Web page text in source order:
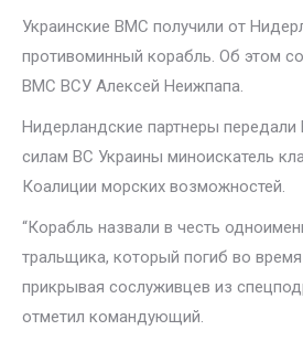
Украинские ВМС получили от
противоминный корабль. Об этом
ВМС ВСУ Алексей Неижпапа.
Нидерландские партнеры
силам ВС Украины миноискатель
Коалиции морских возможностей.
“Корабль назвали в честь
тральщика, который погиб во
прикрывая сослуживцев из
отметил командующий.